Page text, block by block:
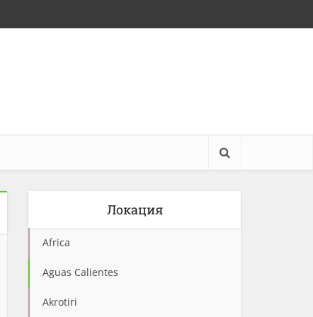
Локация
Africa
Aguas Calientes
Akrotiri